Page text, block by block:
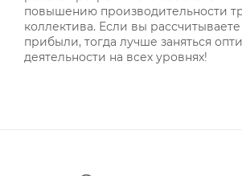
повышению производительности
коллектива. Если вы
прибыли, тогда лучше заняться
деятельности на всех уровнях!